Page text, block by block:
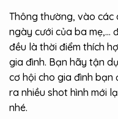
Thông thường, vào các
ngày cưới của ba mẹ,…
đều là thời điểm thích
gia đình. Bạn hãy tận
cơ hội cho gia đình
ra nhiều shot hình mới
nhé.